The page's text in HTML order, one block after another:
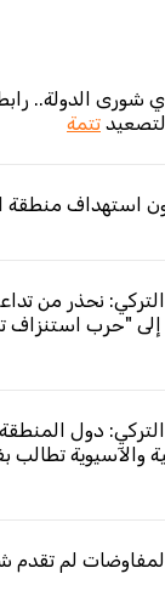
شورى الدولة..
تتمة
استهداف منطقة
التركي: نحذر من
إلى "حرب استنزاف
التركي: دول
والآسيوية
لم تقدم